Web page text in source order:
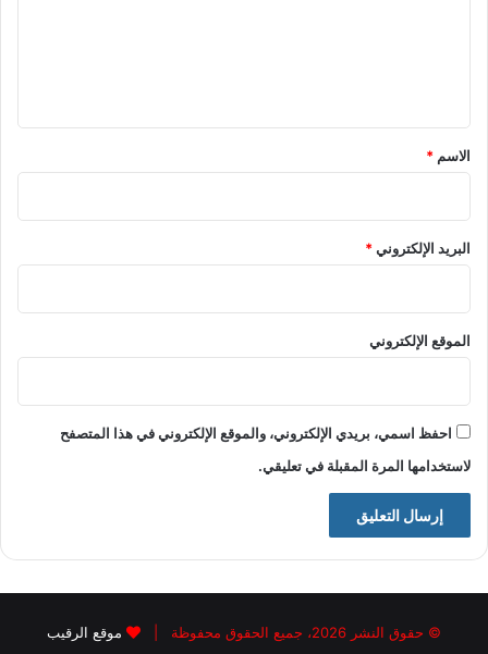
*
الاسم *
البريد الإلكتروني*
الموقع الإلكتروني
احفظ اسمي، بريدي الإلكتروني، والموقع الإلكتروني في هذا المتصفح
لاستخدامها المرة المقبلة في تعليقي.
© حقوق النشر 2026، جميع الحقوق محفوظة | موقع الرقيب